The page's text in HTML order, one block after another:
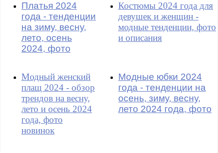
Платья 2024
года - тенденции
на зиму, весну,
лето, осень
2024, фото
Костюмы 2024 года для
девушек и женщин -
модные тенденции, фото
и описания
Модный женский
плащ 2024 - обзор
трендов на весну,
лето и осень 2024
года, фото
новинок
Модные юбки 2024
года - тенденции на
осень, зиму, весну,
лето 2024 года, фото